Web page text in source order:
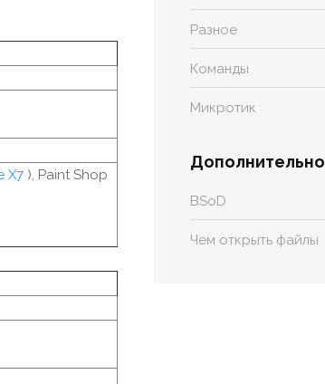
X7 ), Paint Shop
Разное
Команды
Микротик
Дополнительно
BSoD
Чем открыть файлы